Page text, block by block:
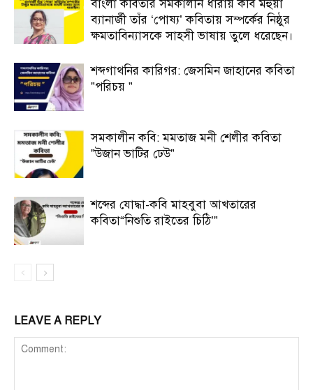
বাংলা কবিতার সমকালীন ধারায় কবি মহুয়া
ব্যানার্জী তাঁর ‘পোষ্য’ কবিতায় সম্পর্কের নিষ্ঠুর
ক্ষমতাবিন্যাসকে সাহসী ভাষায় তুলে ধরেছেন।
শব্দগাথনির কারিগর: জেসমিন জাহানের কবিতা
”পরিচয় ”
সমকালীন কবি: মমতাজ মনী শেলীর কবিতা
”উজান ভাটির ঢেউ”
শব্দের যোদ্ধা-কবি মাহবুবা আখতারের
কবিতা“নিশুতি রাইতের চিঠি’”
LEAVE A REPLY